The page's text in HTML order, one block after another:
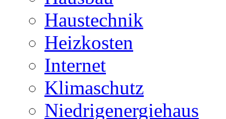
Haustechnik
Heizkosten
Internet
Klimaschutz
Niedrigenergiehaus